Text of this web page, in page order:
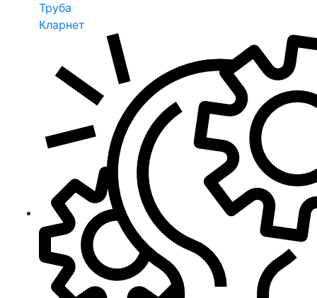
Труба
Кларнет